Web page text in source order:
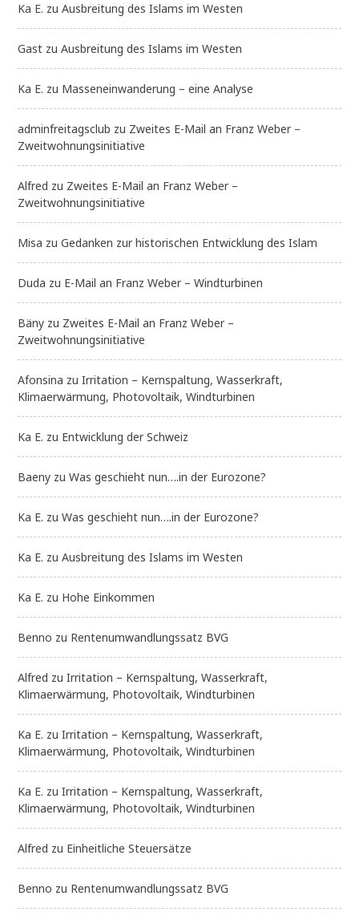
Ka E. zuAusbreitung des Islams im Westen
Gast zuAusbreitung des Islams im Westen
Ka E. zu Masseneinwanderung – eine Analyse
adminfreitagsclub zu Zweites E-Mail an Franz Weber –
Zweitwohnungsinitiative
Alfred zu Zweites E-Mail an Franz Weber –
Zweitwohnungsinitiative
Misa zuGedanken zur historischen Entwicklung des Islam
Duda zu E-Mail an Franz Weber – Windturbinen
Bäny zu Zweites E-Mail an Franz Weber –
Zweitwohnungsinitiative
Afonsina zuIrritation – Kernspaltung, Wasserkraft,
Klimaerwärmung, Photovoltaik, Windturbinen
Ka E. zu Entwicklung der Schweiz
Baeny zuWas geschieht nun….in der Eurozone?
Ka E. zuWas geschieht nun….in der Eurozone?
Ka E. zuAusbreitung des Islams im Westen
Ka E. zu Hohe Einkommen
Benno zu Rentenumwandlungssatz BVG
Alfred zuIrritation – Kernspaltung, Wasserkraft,
Klimaerwärmung, Photovoltaik, Windturbinen
Ka E. zuIrritation – Kernspaltung, Wasserkraft,
Klimaerwärmung, Photovoltaik, Windturbinen
Ka E. zuIrritation – Kernspaltung, Wasserkraft,
Klimaerwärmung, Photovoltaik, Windturbinen
Alfred zu Einheitliche Steuersätze
Benno zu Rentenumwandlungssatz BVG